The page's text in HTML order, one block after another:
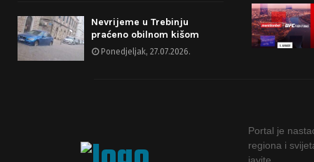
i
o
Nevrijeme u Trebinju
praćeno obilnom kišom
Ponedjeljak, 27.07.2026.
Portal je
regiona i
javite.